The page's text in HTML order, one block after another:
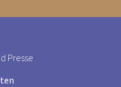
Presse